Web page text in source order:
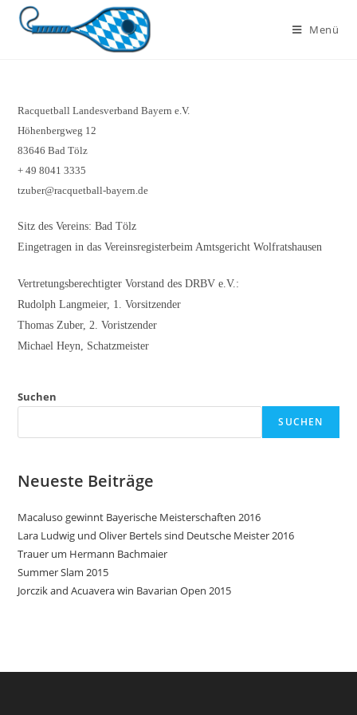
Zum
Inhalt
Menü
Racquetball Landesverband Bayern e.V.
Höhenbergweg 12
83646 Bad Tölz
+ 49 8041 3335
tzuber@racquetball-bayern.de
Sitz des Vereins: Bad Tölz
Eingetragen in das Vereinsregisterbeim Amtsgericht Wolfratshausen
Vertretungsberechtigter Vorstand des DRBV e.V.:
Rudolph Langmeier, 1. Vorsitzender
Thomas Zuber, 2. Voristzender
Michael Heyn, Schatzmeister
Suchen
SUCHEN
Neueste Beiträge
Macaluso gewinnt Bayerische Meisterschaften 2016
Lara Ludwig und Oliver Bertels sind Deutsche Meister 2016
Trauer um Hermann Bachmaier
Summer Slam 2015
Jorczik and Acuavera win Bavarian Open 2015